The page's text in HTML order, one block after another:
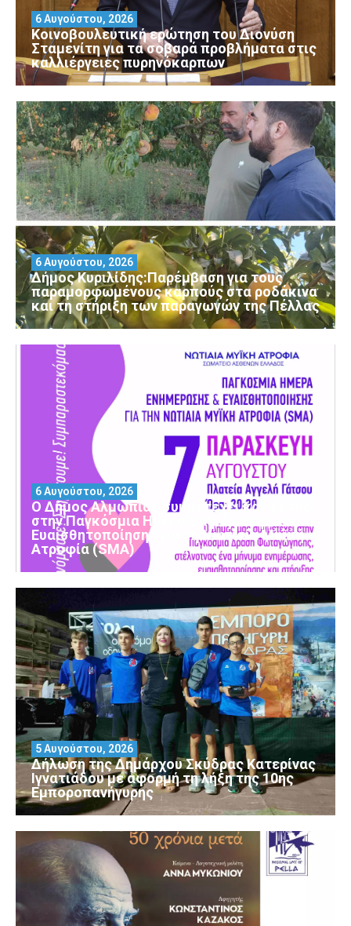
Κοινοβουλευτική ερώτηση του Διονύση
Σταμενίτη για τα σοβαρά προβλήματα στις
καλλιέργειες πυρηνόκαρπων
6 Αυγούστου, 2026
Δήμος Κυριλίδης:Παρέμβαση για τους
παραμορφωμένους καρπούς στα ροδάκινα
και τη στήριξη των παραγωγών της Πέλλας
6 Αυγούστου, 2026
Ο Δήμος Αλμωπίας συμμετέχει και φέτος
στην Παγκόσμια Ημέρα Ενημέρωσης και
Ευαισθητοποίησης για τη Νωτιαία Μυϊκή
Ατροφία (SMA)
6 Αυγούστου, 2026
Δήλωση της Δημάρχου Σκύδρας Κατερίνας
Ιγνατιάδου με αφορμή τη λήξη της 10ης
Εμποροπανήγυρης
5 Αυγούστου, 2026